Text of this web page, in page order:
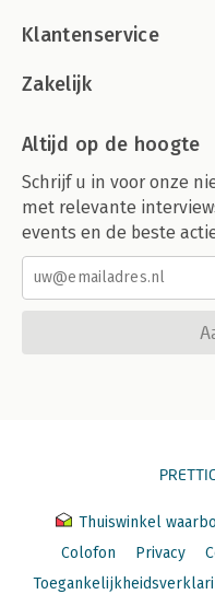
Klantenservice
Zakelijk
Altijd op de hoogte
Schrijf u in voor onze
met relevante
events en de beste
Thuiswinkel
Colofon
Privacy